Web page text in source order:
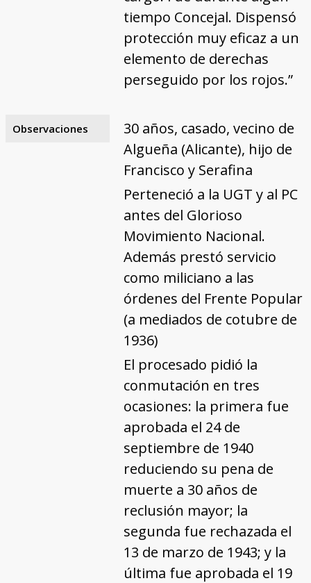
tiempo Concejal. Dispensó
protección muy eficaz a un
elemento de derechas
perseguido por los rojos.”
Observaciones
30 años, casado, vecino de
Algueña (Alicante), hijo de
Francisco y Serafina
Perteneció a la UGT y al PC
antes del Glorioso
Movimiento Nacional.
Además prestó servicio
como miliciano a las
órdenes del Frente Popular
(a mediados de cotubre de
1936)
El procesado pidió la
conmutación en tres
ocasiones: la primera fue
aprobada el 24 de
septiembre de 1940
reduciendo su pena de
muerte a 30 años de
reclusión mayor; la
segunda fue rechazada el
13 de marzo de 1943; y la
última fue aprobada el 19